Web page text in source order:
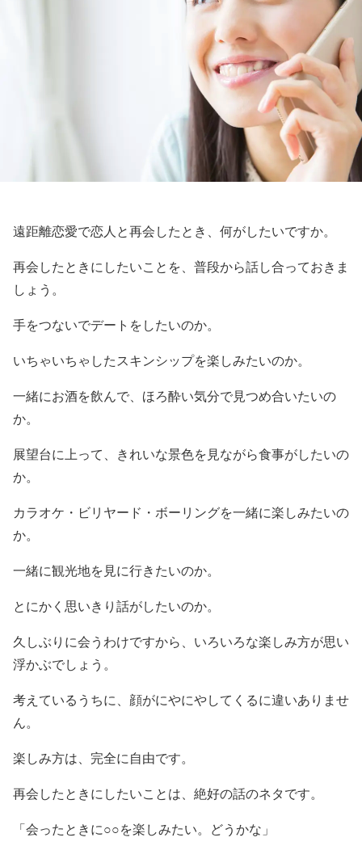
遠距離恋愛で恋人と再会したとき、何がしたいですか。
再会したときにしたいことを、普段から話し合っておきま
しょう。
手をつないでデートをしたいのか。
いちゃいちゃしたスキンシップを楽しみたいのか。
一緒にお酒を飲んで、ほろ酔い気分で見つめ合いたいの
か。
展望台に上って、きれいな景色を見ながら食事がしたいの
か。
カラオケ・ビリヤード・ボーリングを一緒に楽しみたいの
か。
一緒に観光地を見に行きたいのか。
とにかく思いきり話がしたいのか。
久しぶりに会うわけですから、いろいろな楽しみ方が思い
浮かぶでしょう。
考えているうちに、顔がにやにやしてくるに違いありませ
ん。
楽しみ方は、完全に自由です。
再会したときにしたいことは、絶好の話のネタです。
「会ったときに○○を楽しみたい。どうかな」